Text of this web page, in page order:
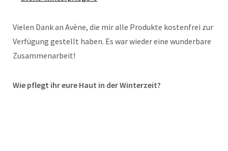
Vielen Dank an Avène, die mir alle Produkte kostenfrei zur
Verfügung gestellt haben. Es war wieder eine wunderbare
Zusammenarbeit!
Wie pflegt ihr eure Haut in der Winterzeit?